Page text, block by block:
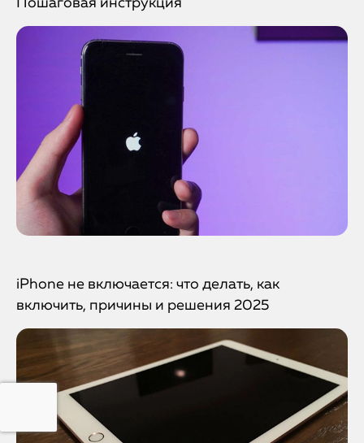
Пошаговая инструкция
iPhone не включается: что делать, как
включить, причины и решения 2025